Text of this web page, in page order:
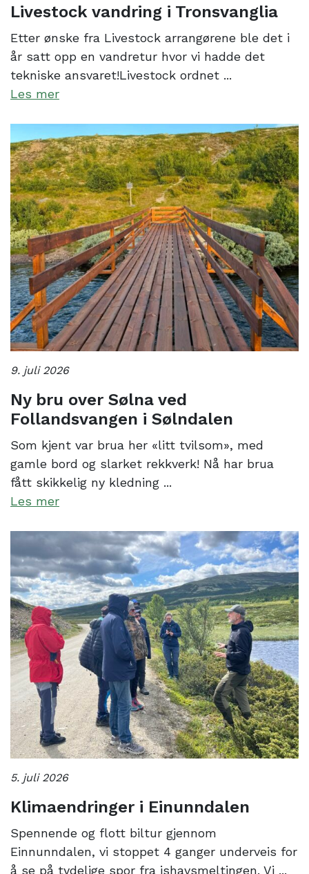
Livestock vandring i Tronsvanglia
Etter ønske fra Livestock arrangørene ble det i
år satt opp en vandretur hvor vi hadde det
tekniske ansvaret!Livestock ordnet ...
Les mer
9. juli 2026
Ny bru over Sølna ved
Follandsvangen i Sølndalen
Som kjent var brua her «litt tvilsom», med
gamle bord og slarket rekkverk! Nå har brua
fått skikkelig ny kledning ...
Les mer
5. juli 2026
Klimaendringer i Einunndalen
Spennende og flott biltur gjennom
Einnunndalen, vi stoppet 4 ganger underveis for
å se på tydelige spor fra ishavsmeltingen. Vi ...